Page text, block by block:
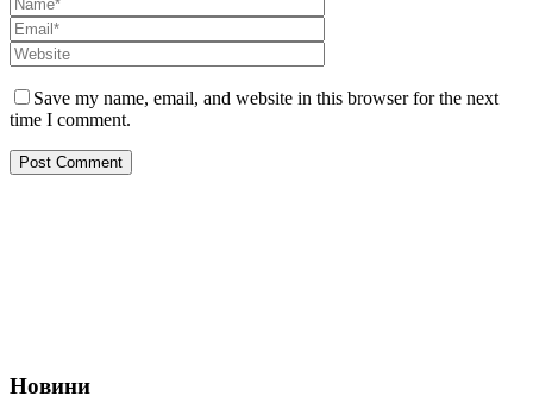
Save my name, email, and website in this browser for the next
time I comment.
Новини